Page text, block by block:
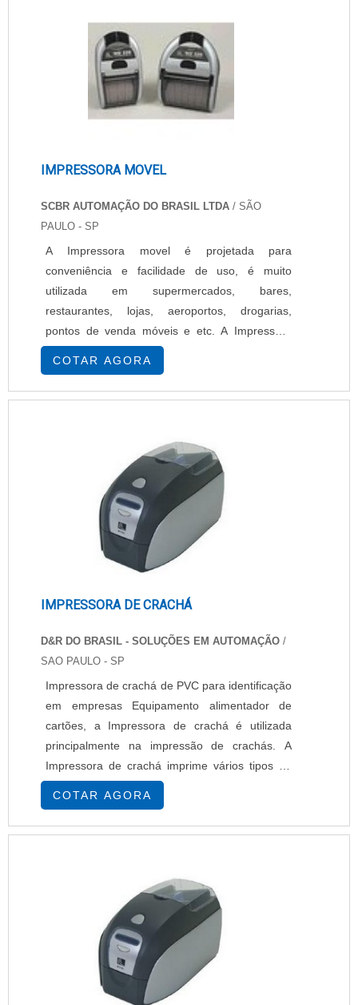
IMPRESSORA MOVEL
SCBR AUTOMAÇÃO DO BRASIL LTDA / SÃO
PAULO - SP
A Impressora movel é projetada para
conveniência e facilidade de uso, é muito
utilizada em supermercados, bares,
restaurantes, lojas, aeroportos, drogarias,
pontos de venda móveis e etc. A Impressora
movel de modelo MZ 320 para recibos, fáceis
de manejar, são um grande passo inicial para
usuários interessados em abandonar papel e
um orçamento da Impressor....
COTAR AGORA
IMPRESSORA DE CRACHÁ
D&R DO BRASIL - SOLUÇÕES EM AUTOMAÇÃO /
SAO PAULO - SP
Impressora de crachá de PVC para identificação
em empresas Equipamento alimentador de
cartões, a Impressora de crachá é utilizada
principalmente na impressão de crachás. A
Impressora de crachá imprime vários tipos de
cartões, com três compartimentos de
armazenamento integrados, permitem ter um
máximo de 100 cartões à mão por vez, prontos
seguir uma medida equiv....
COTAR AGORA